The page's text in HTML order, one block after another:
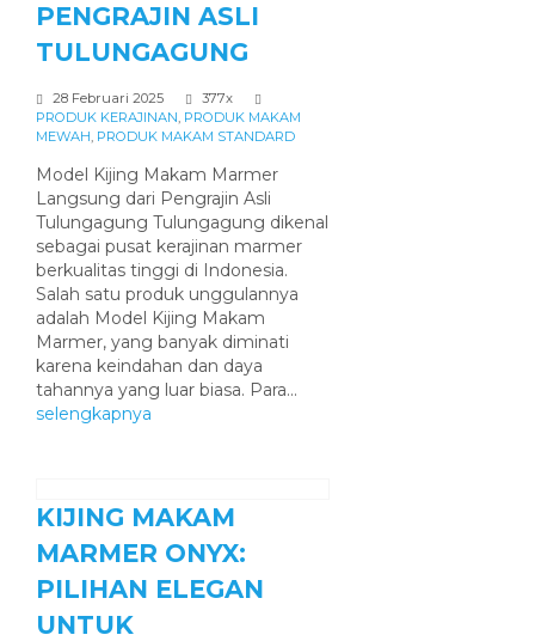
PENGRAJIN ASLI
TULUNGAGUNG
28 Februari 2025
377x
PRODUK KERAJINAN, PRODUK MAKAM
MEWAH, PRODUK MAKAM STANDARD
Model Kijing Makam Marmer
Langsung dari Pengrajin Asli
Tulungagung Tulungagung dikenal
sebagai pusat kerajinan marmer
berkualitas tinggi di Indonesia.
Salah satu produk unggulannya
adalah Model Kijing Makam
Marmer, yang banyak diminati
karena keindahan dan daya
tahannya yang luar biasa. Para...
selengkapnya
KIJING MAKAM
MARMER ONYX:
PILIHAN ELEGAN
UNTUK